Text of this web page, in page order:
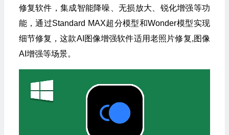
修复软件，集成智能降噪、无损放大、锐化增强等功
能，通过Standard MAX超分模型和Wonder模型实现
细节修复，这款AI图像增强软件适用老照片修复,图像
AI增强等场景。